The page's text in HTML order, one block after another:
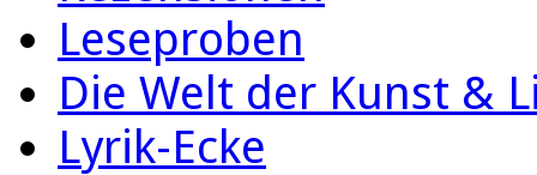
Leseproben
Die Welt der Kunst &
Lyrik-Ecke